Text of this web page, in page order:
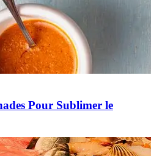
Pour Sublimer le